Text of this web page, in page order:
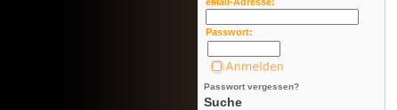
Passwort:
Passwort vergessen?
Suche